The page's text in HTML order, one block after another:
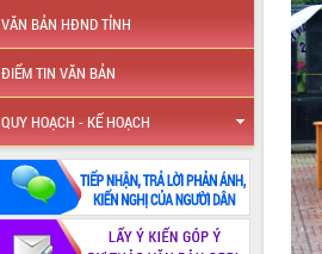
VĂN BẢN HĐND TỈNH
ĐIỂM TIN VĂN BẢN
QUY HOẠCH - KẾ HOẠCH